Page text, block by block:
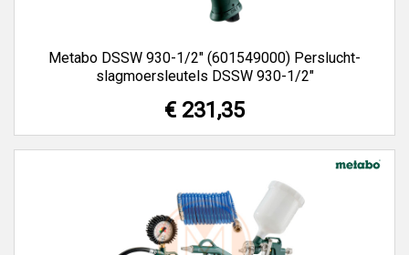
Metabo DSSW 930-1/2" (601549000) Perslucht-
slagmoersleutels DSSW 930-1/2"
€ 231,35